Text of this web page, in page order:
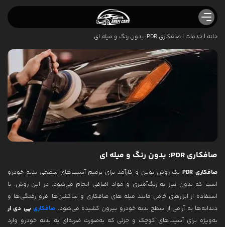
صافکاری ماشین ایرانی
صافکاری ماشین خارجی
پولیش واکس ماشین
لیسه گیری خودرو
شاسی کشی
صافکاری PDR
صافکاری سپر ماشین
خانه | خدمات | صافکاری PDR: بدون رنگ و میله ای
صافکاری PDR: بدون رنگ و میله ای
صافکاری PDR
یک روش نوین و کارآمد برای ترمیم آسیب‌های سطحی بدنه خودرو
است که بدون نیاز به رنگ‌آمیزی و مواد اضافی انجام می‌شود. در این روش، با
استفاده از ابزارهای خاص مانند میله های صافکاری و ساکشن‌ها، فرو رفتگی‌ها و
دندانه‌ها به آرامی از سطح بدنه خودرو بیرون کشیده می‌شود. صافکاریپی دی ار
به‌ویژه برای آسیب‌های کوچک و جزئی که به‌صورت ضربه‌ای به بدنه خودرو وارد